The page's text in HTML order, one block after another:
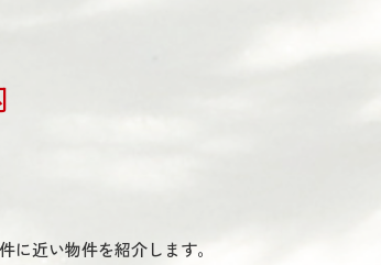
に近い物件を紹介します。